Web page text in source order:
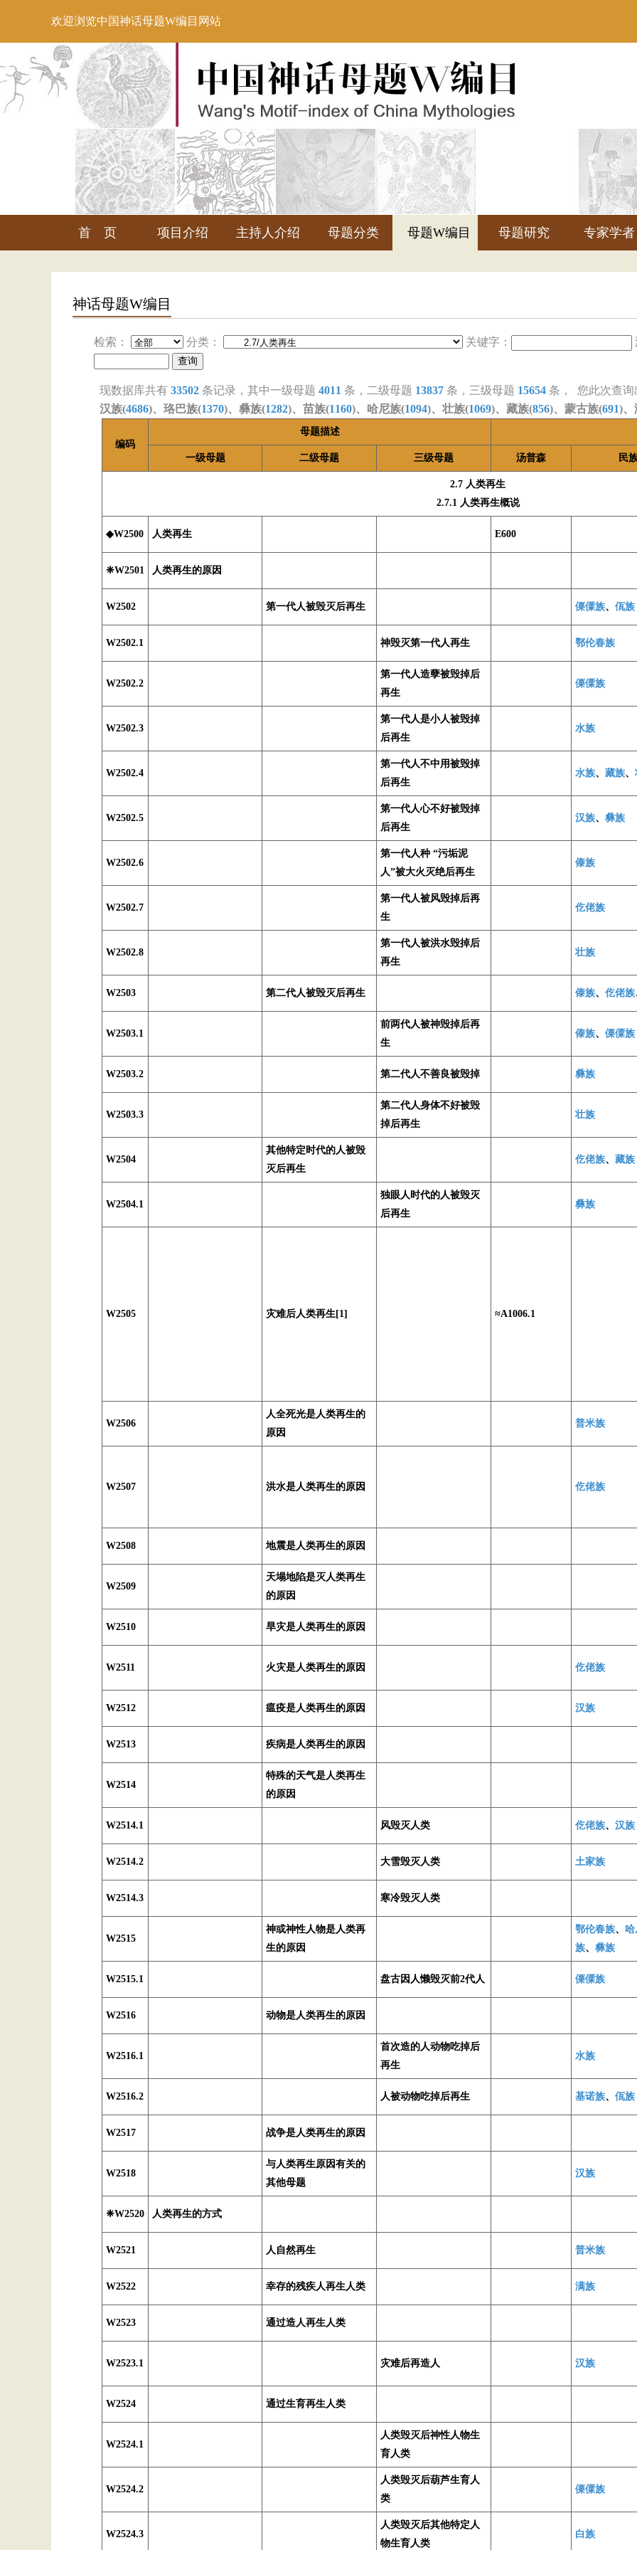
欢迎浏览中国神话母题W编目网站
首 页 项目介绍 主持人介绍 母题分类 母题W编目 母题研究 专家学者
神话母题W编目
检索： 分类： 关键字：
现数据库共有 33502 条记录，其中一级母题 4011 条，二级母题 13837 条，三级母题 15654 条， 您此次查
汉族(4686)、珞巴族(1370)、彝族(1282)、苗族(1160)、哈尼族(1094)、壮族(1069)、藏族(856)、蒙古族(691)、
编码
母题描述
一级母题 二级母题 三级母题 汤普森 民
2.7 人类再生
2.7.1 人类再生概说
◆W2500 人类再生 E600
❈W2501 人类再生的原因
W2502 第一代人被毁灭后再生 傈僳族、 佤族
W2502.1 神毁灭第一代人再生 鄂伦春族
W2502.2
第一代人造孽被毁掉后
再生
傈僳族
W2502.3
第一代人是小人被毁掉
后再生
水族
W2502.4
第一代人不中用被毁掉
后再生
水族、 藏族、
W2502.5
第一代人心不好被毁掉
后再生
汉族、 彝族
W2502.6
第一代人种 “污垢泥
人”被大火灭绝后再生
傣族
W2502.7
第一代人被风毁掉后再
生
仡佬族
W2502.8
第一代人被洪水毁掉后
再生
壮族
W2503 第二代人被毁灭后再生 傣族、 仡佬族
W2503.1
前两代人被神毁掉后再
生
傣族、 傈僳族
W2503.2 第二代人不善良被毁掉 彝族
W2503.3
第二代人身体不好被毁
掉后再生
壮族
W2504
其他特定时代的人被毁
灭后再生
仡佬族、 藏族
W2504.1
独眼人时代的人被毁灭
后再生
彝族
W2505 灾难后人类再生[1] ≈A1006.1
W2506
人全死光是人类再生的
原因
普米族
W2507 洪水是人类再生的原因 仡佬族
W2508 地震是人类再生的原因
W2509
天塌地陷是灭人类再生
的原因
W2510 旱灾是人类再生的原因
W2511 火灾是人类再生的原因 仡佬族
W2512 瘟疫是人类再生的原因 汉族
W2513 疾病是人类再生的原因
W2514
特殊的天气是人类再生
的原因
W2514.1 风毁灭人类 仡佬族、 汉族
W2514.2 大雪毁灭人类 土家族
W2514.3 寒冷毁灭人类
W2515
神或神性人物是人类再
生的原因
鄂伦春族、
族、 彝族
W2515.1 盘古因人懒毁灭前2代人 傈僳族
W2516 动物是人类再生的原因
W2516.1
首次造的人动物吃掉后
再生
水族
W2516.2 人被动物吃掉后再生 基诺族、 佤族
W2517 战争是人类再生的原因
W2518
与人类再生原因有关的
其他母题
汉族
❈W2520 人类再生的方式
W2521 人自然再生 普米族
W2522 幸存的残疾人再生人类 满族
W2523 通过造人再生人类
W2523.1 灾难后再造人 汉族
W2524 通过生育再生人类
W2524.1
人类毁灭后神性人物生
育人类
W2524.2
人类毁灭后葫芦生育人
类
傈僳族
W2524.3
人类毁灭后其他特定人
物生育人类
白族